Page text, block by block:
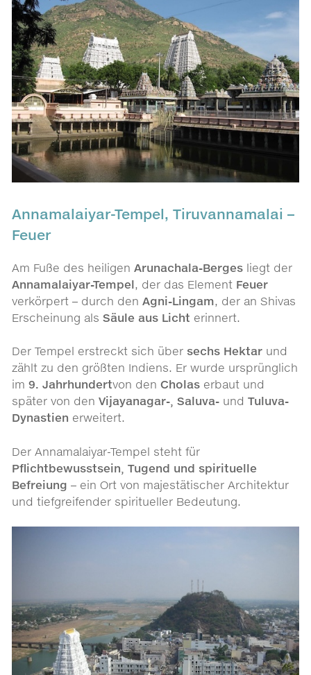
Annamalaiyar-Tempel, Tiruvannamalai –
Feuer
Am Fuße des heiligenArunachala-Berges liegt der
Annamalaiyar-Tempel, der das Element Feuer
verkörpert – durch denAgni-Lingam, der an Shivas
Erscheinung alsSäule aus Licht erinnert.
Der Tempel erstreckt sich über sechs Hektar und
zählt zu den größten Indiens. Er wurde ursprünglich
im9. Jahrhundertvon denCholas erbaut und
später von denVijayanagar-, Saluva- undTuluva-
Dynastien erweitert.
Der Annamalaiyar-Tempel steht für
Pflichtbewusstsein, Tugend und spirituelle
Befreiung – ein Ort von majestätischer Architektur
und tiefgreifender spiritueller Bedeutung.